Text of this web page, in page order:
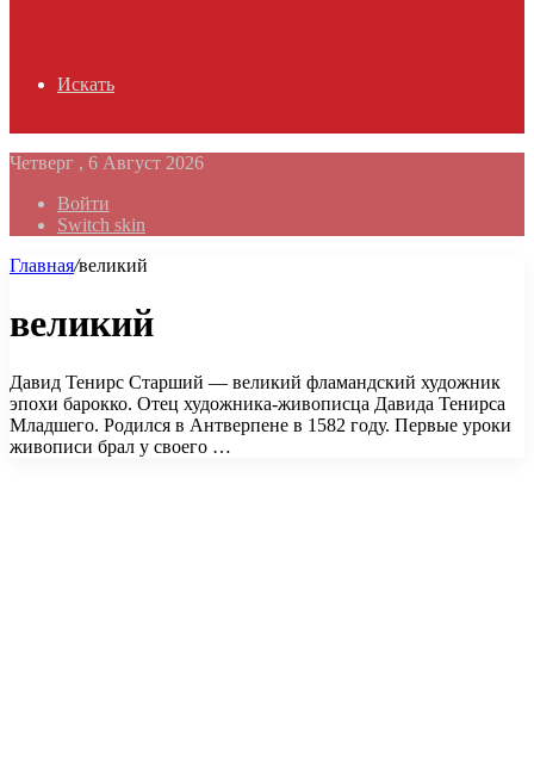
Искать
Четверг , 6 Август 2026
Войти
Switch skin
Главная/великий
великий
Давид Тенирс Старший — великий фламандский художник
эпохи барокко. Отец художника-живописца Давида Тенирса
Младшего. Родился в Антверпене в 1582 году. Первые уроки
живописи брал у своего …